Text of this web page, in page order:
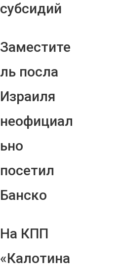
субсидий
Заместите
ль посла
Израиля
неофициал
ьно
посетил
Банско
На КПП
«Калотина